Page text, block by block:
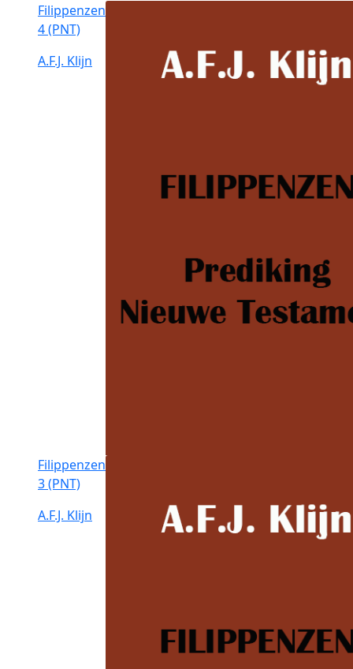
Filippenzen
4 (PNT)
A.F.J. Klijn
Filippenzen
3 (PNT)
A.F.J. Klijn